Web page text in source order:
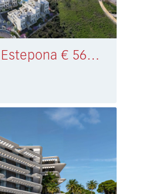
Appartement Estepona € 564.000,-